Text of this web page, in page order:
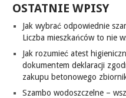
OSTATNIE WPISY
Jak wybrać odpowiednie
Liczba mieszkańców to nie
Jak rozumieć atest
dokumentem deklaracji
zakupu betonowego
Szambo wodoszczelne –